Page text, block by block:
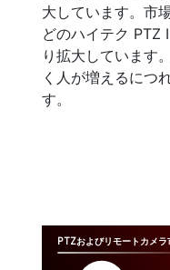
大しています。市
どのハイテク PTZ
り拡大しています
く人が増えるにつ
す。
PTZおよびリモートカメラ